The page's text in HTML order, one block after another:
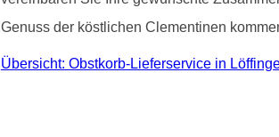
Genuss der köstlichen Clementinen
Übersicht: Obstkorb-Lieferservice in